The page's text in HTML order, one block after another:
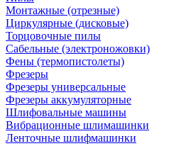
Монтажные (отрезные)
Циркулярные (дисковые)
Торцовочные пилы
Сабельные (электроножовки)
Фены (термопистолеты)
Фрезеры
Фрезеры универсальные
Фрезеры аккумуляторные
Шлифовальные машины
Вибрационные шлимашинки
Ленточные шлифмашинки